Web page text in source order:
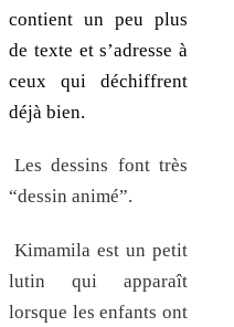
contient un peu plus
de texte et s’adresse à
ceux qui déchiffrent
déjà bien.
Les dessins font très
“dessin animé”.
Kimamila est un petit
lutin qui apparaît
lorsque les enfants ont